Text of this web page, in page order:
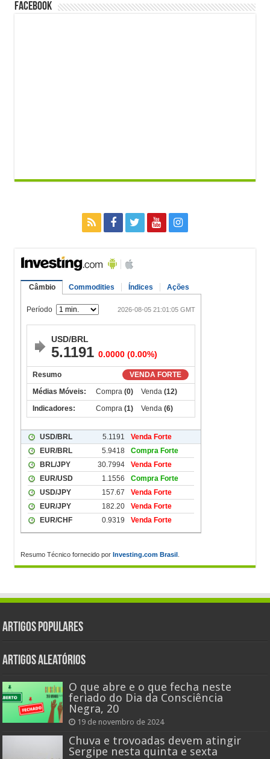
FACEBOOK
Resumo Técnico fornecido por Investing.com Brasil
Artigos populares
Artigos aleatórios
O que abre e o que fecha neste
feriado do Dia da Consciência
Negra, 20
19 de novembro de 2024
Chuva e trovoadas devem atingir
Sergipe nesta quinta e sexta